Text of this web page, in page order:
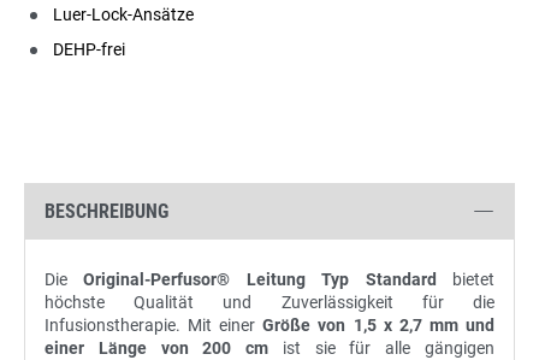
Luer-Lock-Ansätze
DEHP-frei
BESCHREIBUNG
DieOriginal-Perfusor® Leitung Typ Standard
bietet
höchste Qualität und Zuverlässigkeit für die
Infusionstherapie. Mit einerGröße von 1,5 x 2,7 mm und
einer Länge von 200 cm ist sie für alle gängigen